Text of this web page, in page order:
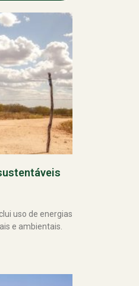
uso de energias
e ambientais.